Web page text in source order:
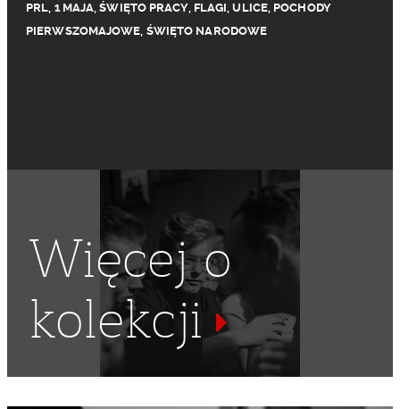
PRL, 1 MAJA,ŚWIĘTO PRACY, FLAGI,ULICE, POCHODY
PIERWSZOMAJOWE, ŚWIĘTO NARODOWE
Więcej o
kolekcji